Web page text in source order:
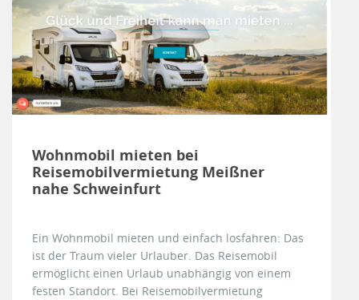
Wohnmobil mieten bei
Reisemobilvermietung Meißner
nahe Schweinfurt
Ein Wohnmobil mieten und einfach losfahren: Das
ist der Traum vieler Urlauber. Das Reisemobil
ermöglicht einen Urlaub unabhängig von einem
festen Standort. Bei Reisemobilvermietung